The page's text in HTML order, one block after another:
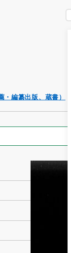
編纂出版、蔵書）